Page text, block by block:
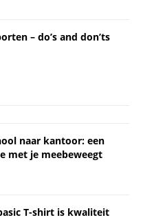
– do’s and don’ts
naar kantoor: een
met je meebeweegt
T-shirt is kwaliteit